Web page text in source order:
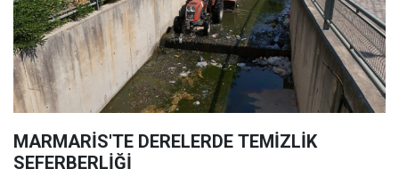
MARMARİS'TE DERELERDE TEMİZLİK
SEFERBERLİĞİ